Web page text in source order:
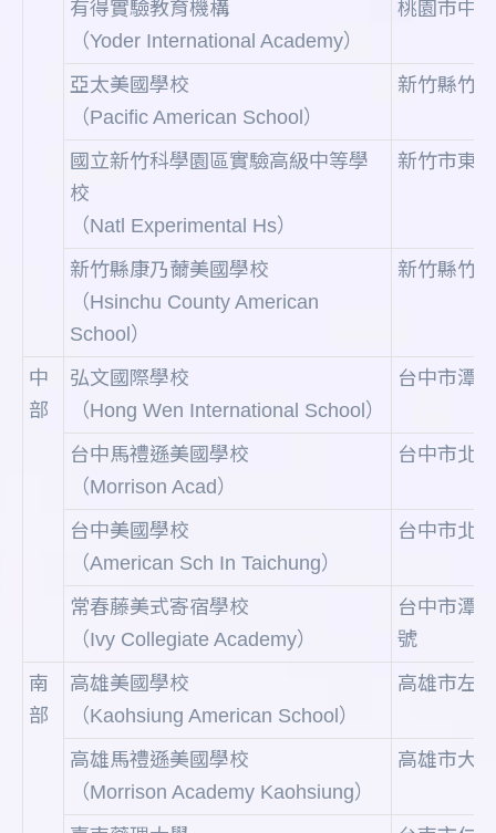
有得實驗教育機構
（Yoder International Academy）
桃園市中
亞太美國學校
（Pacific American School）
新竹縣竹
國立新竹科學園區實驗高級中等學
校
（Natl Experimental Hs）
新竹市東
新竹縣康乃薾美國學校
（Hsinchu County American
School）
新竹縣竹
中
部
弘文國際學校
（Hong Wen International School）
台中市潭
台中馬禮遜美國學校
（Morrison Acad）
台中市北
台中美國學校
（American Sch In Taichung）
台中市北
常春藤美式寄宿學校
（Ivy Collegiate Academy）
台中市潭
號
南
部
高雄美國學校
（Kaohsiung American School）
高雄市左
高雄馬禮遜美國學校
（Morrison Academy Kaohsiung）
高雄市大